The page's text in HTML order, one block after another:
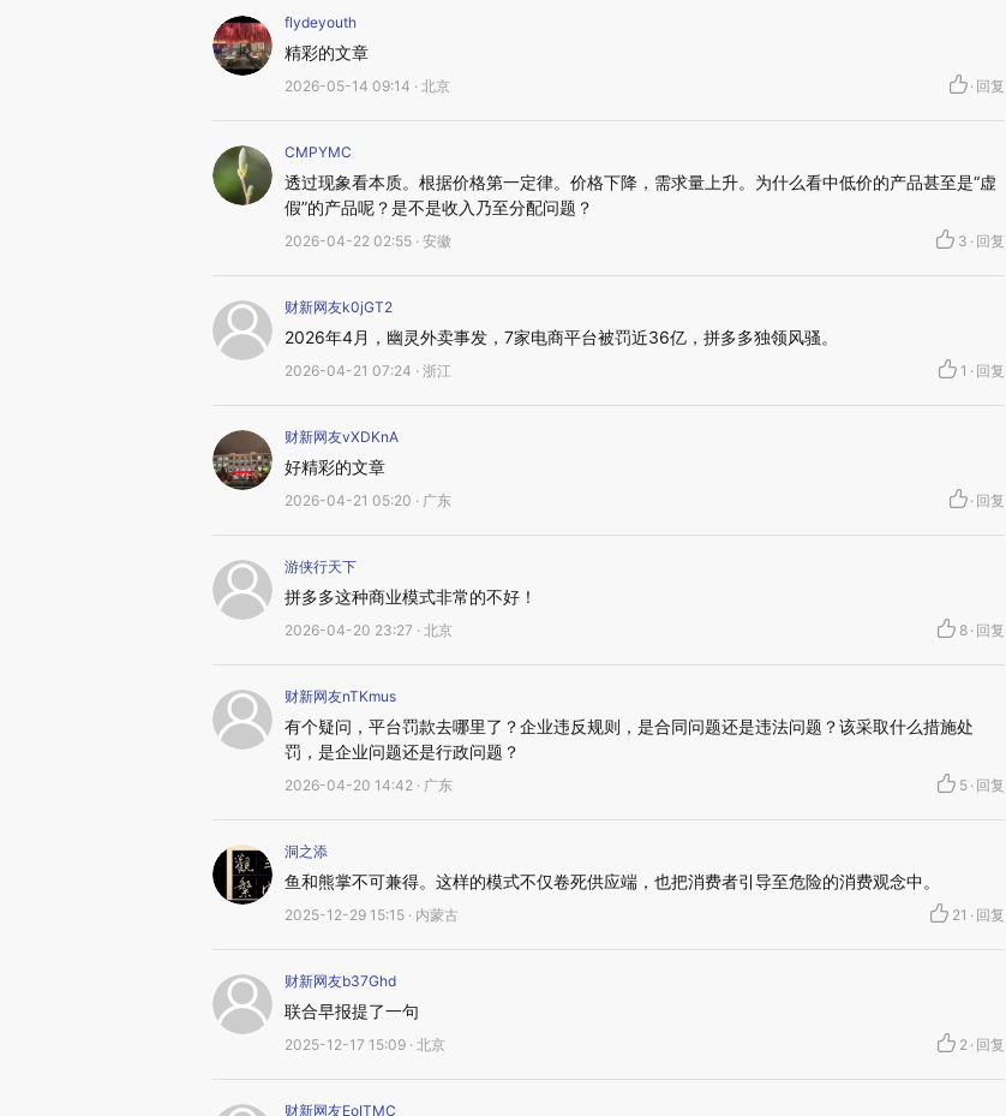
flydeyouth
精彩的文章
2026-05-14 09:14 · 北京 · 回复
CMPYMC
透过现象看本质。根据价格第一定律。价格下降，需求量上升。为什么看中低价的产品甚至是“虚
假”的产品呢？是不是收入乃至分配问题？
2026-04-22 02:55 · 安徽 3 · 回复
财新网友k0jGT2
2026年4月，幽灵外卖事发，7家电商平台被罚近36亿，拼多多独领风骚。
2026-04-21 07:24 · 浙江 1 · 回复
财新网友vXDKnA
好精彩的文章
2026-04-21 05:20 · 广东 · 回复
游侠行天下
拼多多这种商业模式非常的不好！
2026-04-20 23:27 · 北京 8 · 回复
财新网友nTKmus
有个疑问，平台罚款去哪里了？企业违反规则，是合同问题还是违法问题？该采取什么措施处
罚，是企业问题还是行政问题？
2026-04-20 14:42 · 广东 5 · 回复
洞之添
鱼和熊掌不可兼得。这样的模式不仅卷死供应端，也把消费者引导至危险的消费观念中。
2025-12-29 15:15 · 内蒙古 21 · 回复
财新网友b37Ghd
联合早报提了一句
2025-12-17 15:09 · 北京 2 · 回复
财新网友EoITMC